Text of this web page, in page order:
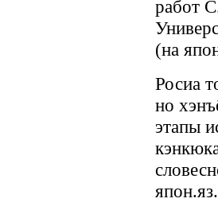
работ
(на
Росиа
но
этапы